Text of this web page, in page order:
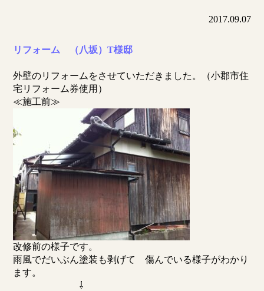
2017.09.07
リフォーム （八坂）T様邸
外壁のリフォームをさせていただきました。（小郡市住
宅リフォーム券使用）
≪施工前≫
改修前の様子です。
雨風でだいぶん塗装も剥げて 傷んでいる様子がわかり
ます。
⇩